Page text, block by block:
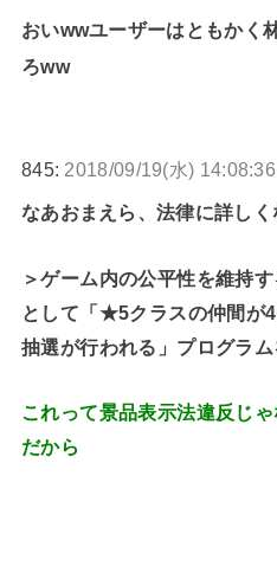
おいwwユーザーはともかく
ろww
845: 2018/09/19(水)
なあおまえら、法律に詳しく
＞ゲーム内の公平性を維持
として「★5クラスの仲間が
抽選が行われる」プログラ
これって景品表示法違反じ
だから